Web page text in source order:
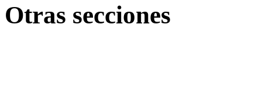
Otras secciones